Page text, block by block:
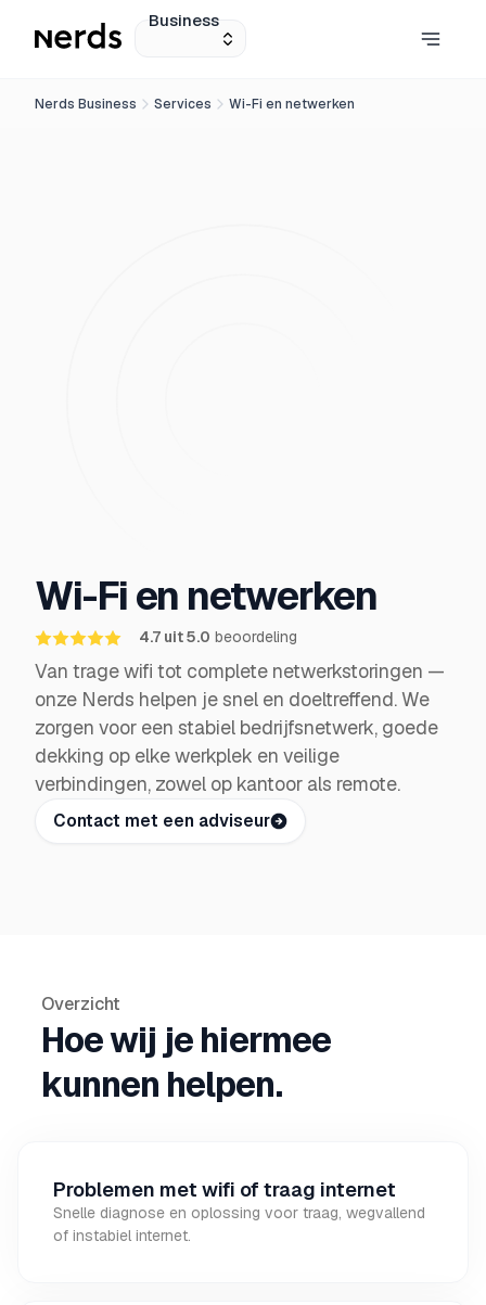
Business
Nerds Business Services Wi-Fi en netwerken
Wi-Fi en netwerken
4.7 uit 5.0 beoordeling
Van trage wifi tot complete netwerkstoringen —
onze Nerds helpen je snel en doeltreffend. We
zorgen voor een stabiel bedrijfsnetwerk, goede
dekking op elke werkplek en veilige
verbindingen, zowel op kantoor als remote.
Contact met een adviseur
Overzicht
Hoe wij je hiermee
kunnen helpen.
Problemen met wifi of traag internet
Snelle diagnose en oplossing voor traag, wegvallend
of instabiel internet.